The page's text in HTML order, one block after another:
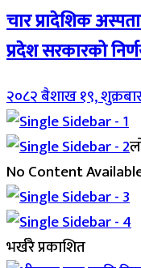
चार प्रादेशिक
प्रदेश सरकारको
२०८२ बैशाख १९,
No Content
भर्खरै प्रकाशित